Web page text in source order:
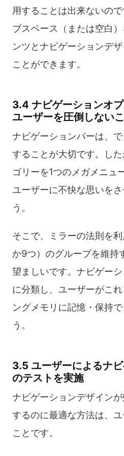
用することは出来ないの
ブスペース（または空白
ンツとナビゲーションデ
ことができます。
3.4 ナビゲーションオ
ユーザーを圧倒しない
ナビゲーションバーは、
することが大切です。し
ゴリーを1つのメガメニュ
ユーザーに不快な思いを
う。
そこで、ミラーの法則を
か9つ）のグループを維持
望ましいです。ナビゲー
に分類し、ユーザーがこ
ングメモリに記憶・保持
う。
3.5 ユーザーによるナ
のテストを実施
ナビゲーションデザイン
するのに最適な方法は、
ことです。